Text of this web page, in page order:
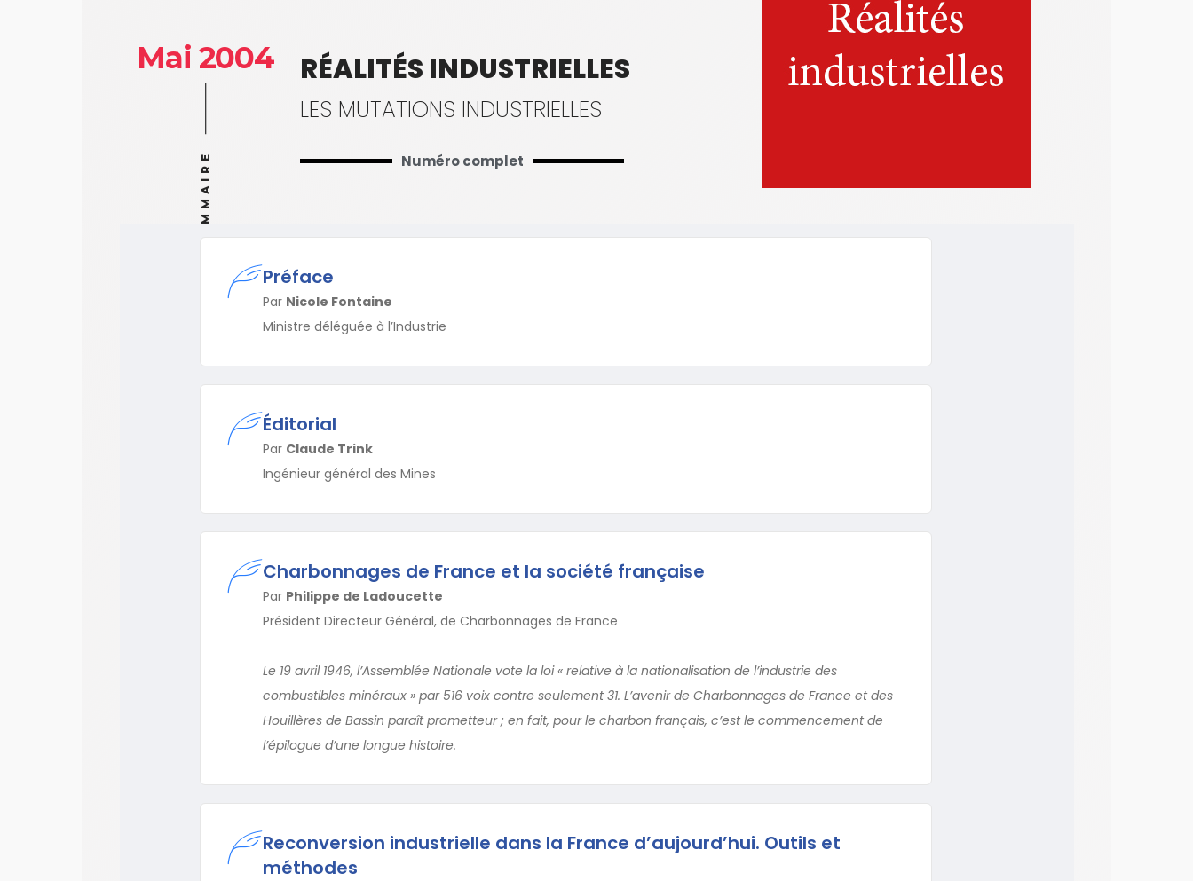
Mai 2004
SOMMAIRE
RÉALITÉS INDUSTRIELLES
LES MUTATIONS INDUSTRIELLES
Numéro complet
Préface
Par Nicole Fontaine
Ministre déléguée à l’Industrie
Éditorial
Par Claude Trink
Ingénieur général des Mines
Charbonnages de France et la société française
Par Philippe de Ladoucette
Président Directeur Général, de Charbonnages de France
Le 19 avril 1946, l’Assemblée Nationale vote la loi « relative à la nationalisation de l’industrie des
combustibles minéraux » par 516 voix contre seulement 31. L’avenir de Charbonnages de France et des
Houillères de Bassin paraît prometteur ; en fait, pour le charbon français, c’est le commencement de
l’épilogue d’une longue histoire.
Reconversion industrielle dans la France d’aujourd’hui. Outils et
méthodes